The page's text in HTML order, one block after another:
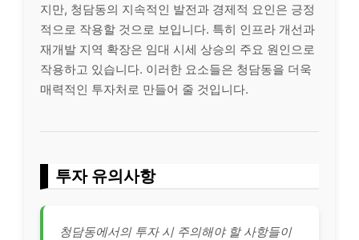
지만, 청담동의 지속적인 발전과 경제적 요인은 긍정
적으로 작용할 것으로 보입니다. 특히 인프라 개선과
재개발 지역 확장은 임대 시세 상승의 주요 원인으로
작용하고 있습니다. 이러한 요소들은 청담동을 더욱
매력적인 투자처로 만들어 줄 것입니다.
투자 유의사항
청담동에서의 투자 시 주의해야 할 사항들이